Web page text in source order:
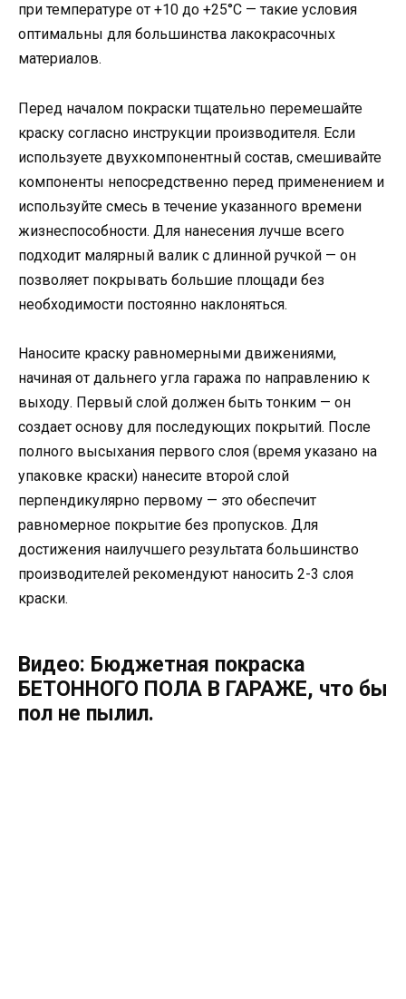
при температуре от +10 до +25°C — такие условия
оптимальны для большинства лакокрасочных
материалов.
Перед началом покраски тщательно перемешайте
краску согласно инструкции производителя. Если
используете двухкомпонентный состав, смешивайте
компоненты непосредственно перед применением и
используйте смесь в течение указанного времени
жизнеспособности. Для нанесения лучше всего
подходит малярный валик с длинной ручкой — он
позволяет покрывать большие площади без
необходимости постоянно наклоняться.
Наносите краску равномерными движениями,
начиная от дальнего угла гаража по направлению к
выходу. Первый слой должен быть тонким — он
создает основу для последующих покрытий. После
полного высыхания первого слоя (время указано на
упаковке краски) нанесите второй слой
перпендикулярно первому — это обеспечит
равномерное покрытие без пропусков. Для
достижения наилучшего результата большинство
производителей рекомендуют наносить 2-3 слоя
краски.
Видео: Бюджетная покраска
БЕТОННОГО ПОЛА В ГАРАЖЕ, что бы
пол не пылил.